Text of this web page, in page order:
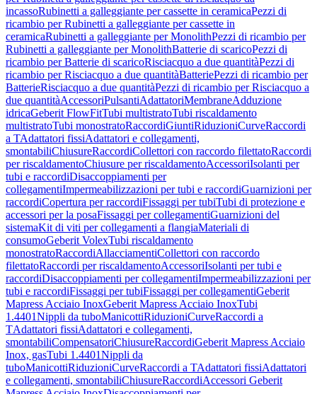
incassoRubinetti a galleggiante per cassette in ceramicaPezzi di
ricambio per Rubinetti a galleggiante per cassette in
ceramicaRubinetti a galleggiante per MonolithPezzi di ricambio per
Rubinetti a galleggiante per MonolithBatterie di scaricoPezzi di
ricambio per Batterie di scaricoRisciacquo a due quantitàPezzi di
ricambio per Risciacquo a due quantitàBatteriePezzi di ricambio per
BatterieRisciacquo a due quantitàPezzi di ricambio per Risciacquo a
due quantitàAccessoriPulsantiAdattatoriMembraneAdduzione
idricaGeberit FlowFitTubi multistratoTubi riscaldamento
multistratoTubi monostratoRaccordiGiuntiRiduzioniCurveRaccordi
a TAdattatori fissiAdattatori e collegamenti,
smontabiliChiusureRaccordiCollettori con raccordo filettatoRaccordi
per riscaldamentoChiusure per riscaldamentoAccessoriIsolanti per
tubi e raccordiDisaccoppiamenti per
collegamentiImpermeabilizzazioni per tubi e raccordiGuarnizioni per
raccordiCopertura per raccordiFissaggi per tubiTubi di protezione e
accessori per la posaFissaggi per collegamentiGuarnizioni del
sistemaKit di viti per collegamenti a flangiaMateriali di
consumoGeberit VolexTubi riscaldamento
monostratoRaccordiAllacciamentiCollettori con raccordo
filettatoRaccordi per riscaldamentoAccessoriIsolanti per tubi e
raccordiDisaccoppiamenti per collegamentiImpermeabilizzazioni per
tubi e raccordiFissaggi per tubiFissaggi per collegamentiGeberit
Mapress Acciaio InoxGeberit Mapress Acciaio InoxTubi
1.4401Nippli da tuboManicottiRiduzioniCurveRaccordi a
TAdattatori fissiAdattatori e collegamenti,
smontabiliCompensatoriChiusureRaccordiGeberit Mapress Acciaio
Inox, gasTubi 1.4401Nippli da
tuboManicottiRiduzioniCurveRaccordi a TAdattatori fissiAdattatori
e collegamenti, smontabiliChiusureRaccordiAccessori Geberit